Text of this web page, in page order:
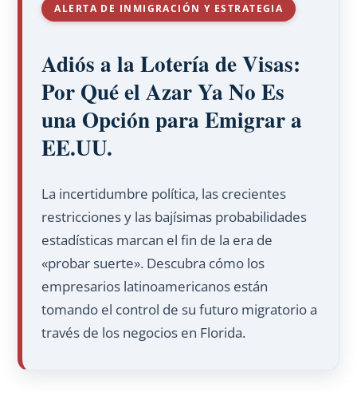
ALERTA DE INMIGRACIÓN Y ESTRATEGIA
Adiós a la Lotería de Visas:
Por Qué el Azar Ya No Es
una Opción para Emigrar a
EE.UU.
La incertidumbre política, las crecientes
restricciones y las bajísimas probabilidades
estadísticas marcan el fin de la era de
«probar suerte». Descubra cómo los
empresarios latinoamericanos están
tomando el control de su futuro migratorio a
través de los negocios en Florida.